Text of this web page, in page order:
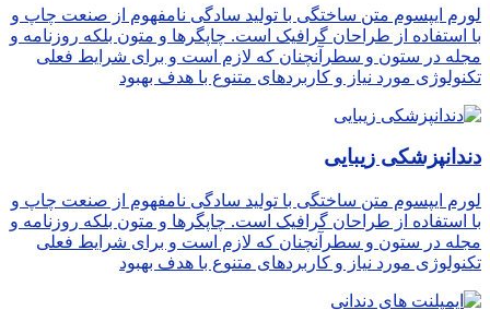
لورم ایپسوم متن ساختگی با تولید سادگی نامفهوم از صنعت چاپ و
با استفاده از طراحان گرافیک است. چاپگرها و متون بلکه روزنامه و
مجله در ستون و سطرآنچنان که لازم است و برای شرایط فعلی
تکنولوژی مورد نیاز و کاربردهای متنوع با هدف بهبود
دندانپزشکی زیبایی
لورم ایپسوم متن ساختگی با تولید سادگی نامفهوم از صنعت چاپ و
با استفاده از طراحان گرافیک است. چاپگرها و متون بلکه روزنامه و
مجله در ستون و سطرآنچنان که لازم است و برای شرایط فعلی
تکنولوژی مورد نیاز و کاربردهای متنوع با هدف بهبود